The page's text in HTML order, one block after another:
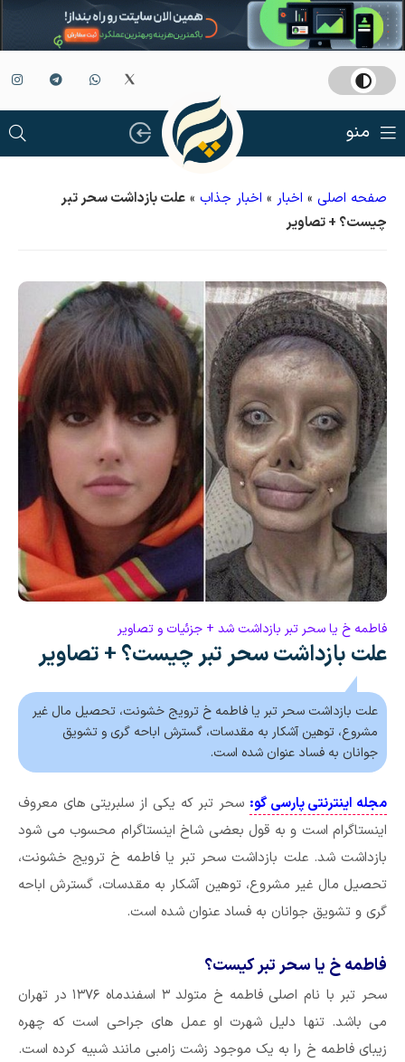
منو
صفحه اصلی » اخبار » اخبار جذاب » علت بازداشت سحر تبر
چیست؟ + تصاویر
فاطمه خ یا سحر تبر بازداشت شد + جزئیات و تصاویر
علت بازداشت سحر تبر چیست؟ + تصاویر
علت بازداشت سحر تبر یا فاطمه خ ترویج خشونت، تحصیل مال غیر
مشروع، توهین آشکار به مقدسات، گسترش اباحه گری و تشویق
جوانان به فساد عنوان شده است.
مجله اینترنتی پارسی گو: سحر تبر که یکی از سلبریتی های معروف
اینستاگرام است و به قول بعضی شاخ اینستاگرام محسوب می شود
بازداشت شد. علت بازداشت سحر تبر یا فاطمه خ ترویج خشونت،
تحصیل مال غیر مشروع، توهین آشکار به مقدسات، گسترش اباحه
گری و تشویق جوانان به فساد عنوان شده است.
فاطمه خ یا سحر تبر کیست؟
سحر تبر با نام اصلی فاطمه خ متولد ۳ اسفندماه ۱۳۷۶ در تهران
می باشد. تنها دلیل شهرت او عمل های جراحی است که چهره
زیبای فاطمه خ را به یک موجود زشت زامبی مانند شبیه کرده است.